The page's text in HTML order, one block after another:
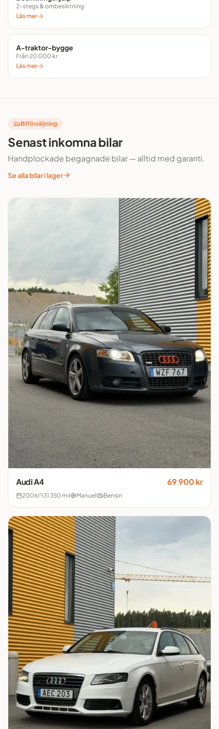
2-stegs & ombesiktning
Läs mer
A-traktor-bygge
Från 20 000 kr
Läs mer
Bilförsäljning
Senast inkomna bilar
Handplockade begagnade bilar — alltid med garanti.
Se alla bilar i lager
AudiA4 69 900 kr
2006 31 350 mil Manuell Bensin